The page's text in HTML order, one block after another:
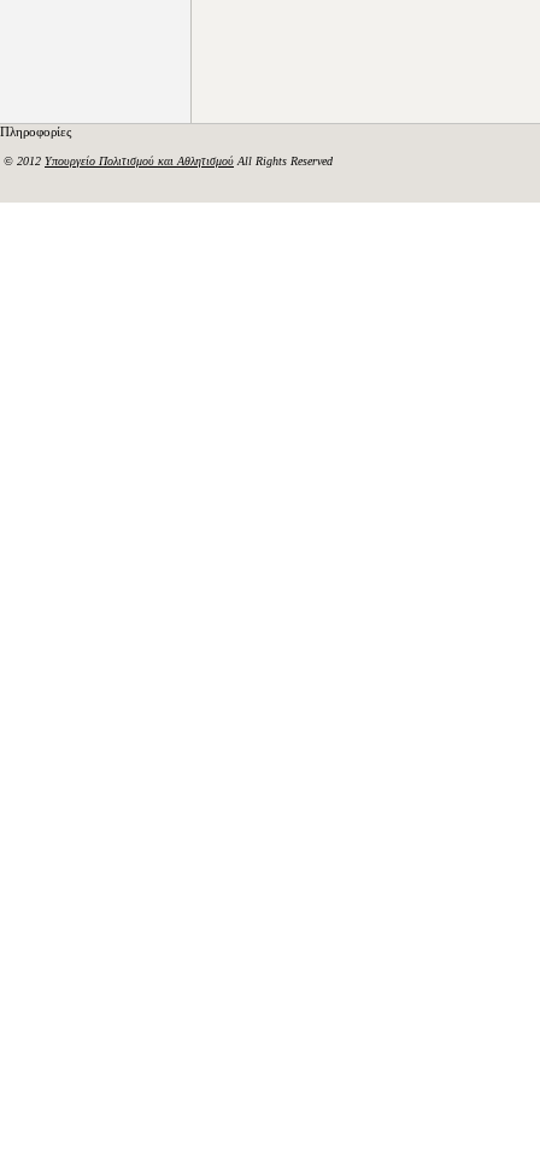
Πληροφορίες
© 2012 Υπουργείο Πολιτισμού και Αθλητισμού All Rights Reserved